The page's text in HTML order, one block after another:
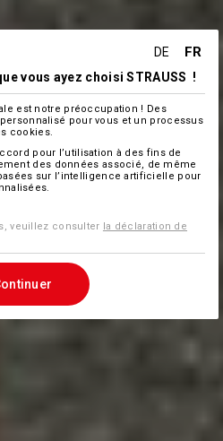
DE FR
vous ayez choisi STRAUSS !
est notre préoccupation ! Des
pour vous et un processus
cookies.
pour l’utilisation à des fins de
des données associé, de même
sur l’intelligence artificielle pour
veuillez consulter la déclaration de